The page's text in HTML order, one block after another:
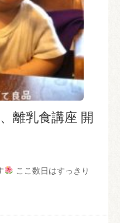
離乳食講座 開
ここ数日はすっきり